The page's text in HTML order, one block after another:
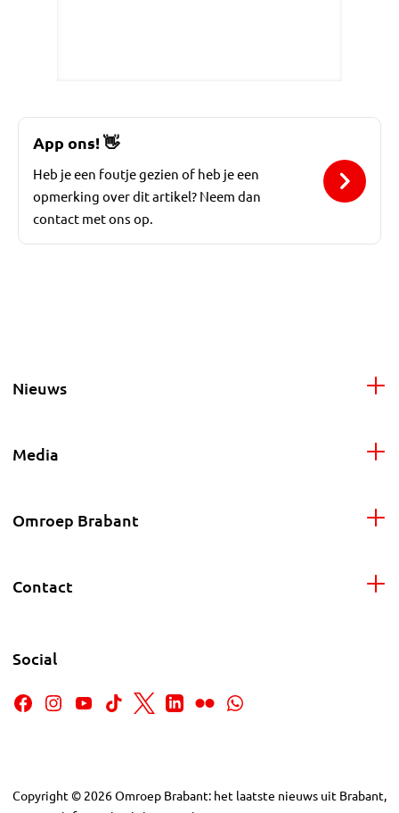
App ons!👋
Heb je een foutje gezien of heb je een
opmerking over dit artikel? Neem dan
contact met ons op.
Nieuws
Media
Omroep Brabant
Contact
Social
Copyright © 2026Omroep Brabant: het laatste nieuws uit Brabant,